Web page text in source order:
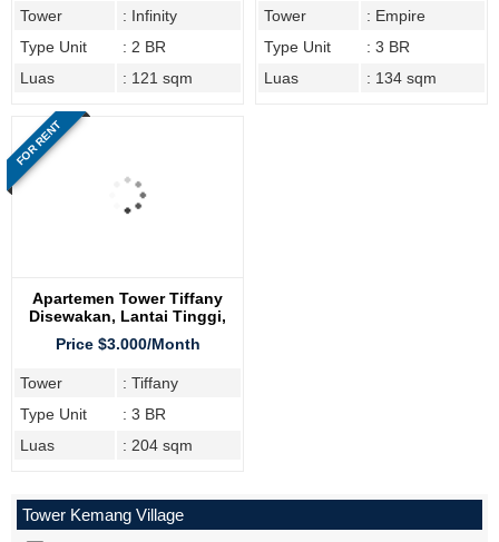
Tower
: Infinity
Type Unit
: 2 BR
Luas
: 121 sqm
Tower
: Empire
Type Unit
: 3 BR
Luas
: 134 sqm
FOR RENT
Apartemen Tower Tiffany
Disewakan, Lantai Tinggi,
Furnish
Price $3.000/Month
Tower
: Tiffany
Type Unit
: 3 BR
Luas
: 204 sqm
Tower Kemang Village